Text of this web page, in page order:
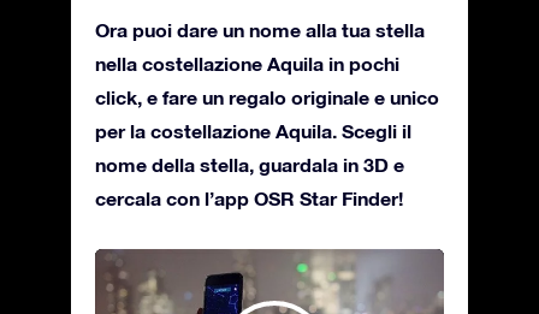
Ora puoi dare un nome alla tua stella
nella costellazione Aquila in pochi
click, e fare un regalo originale e unico
per la costellazione Aquila. Scegli il
nome della stella, guardala in 3D e
cercala con l’app OSR Star Finder!